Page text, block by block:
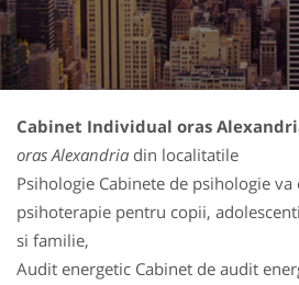
Cabinet Individual oras
oras Alexandria din localitatile
Psihologie Cabinete de psihologie
psihoterapie pentru copii,
si familie,
Audit energetic Cabinet de audit